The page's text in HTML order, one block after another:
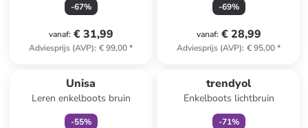
-67%
vanaf: € 31,99
Adviesprijs (AVP): € 99,00*
-69%
vanaf: € 28,99
Adviesprijs (AVP): € 95,00*
Unisa
Leren enkelboots bruin
-55%
trendyol
Enkelboots lichtbruin
-71%